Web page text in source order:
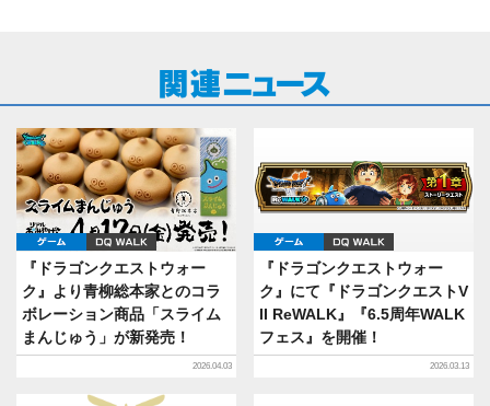
ゲーム DQ WALK
『ドラゴンクエストウォー
ク』より青柳総本家とのコラ
ボレーション商品「スライム
まんじゅう」が新発売！
2026.04.03
ゲーム
『ドラゴンクエストウォー
ク』にて『ドラゴンクエストV
II ReWALK』『6.5周年WALK
フェス』を開催！
2026.03.13